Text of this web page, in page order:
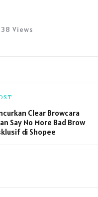
Views
Clear Browcara
Say No More Bad Brow
di Shopee